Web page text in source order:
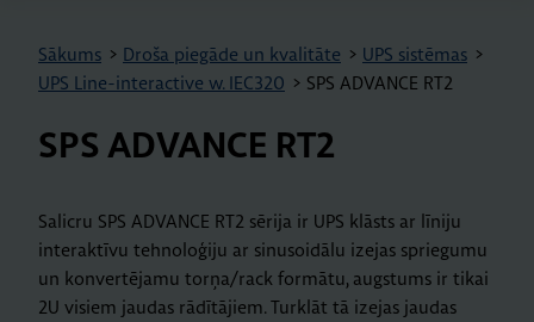
Sākums > Droša piegāde un kvalitāte > UPS sistēmas >
UPS Line-interactive w. IEC320 > SPS ADVANCE RT2
SPS AD­VANCE RT2
Salicru SPS ADVANCE RT2 sērija ir UPS klāsts ar līniju
interaktīvu tehnoloģiju ar sinusoidālu izejas spriegumu
un konvertējamu torņa/rack formātu, augstums ir tikai
2U visiem jaudas rādītājiem. Turklāt tā izejas jaudas